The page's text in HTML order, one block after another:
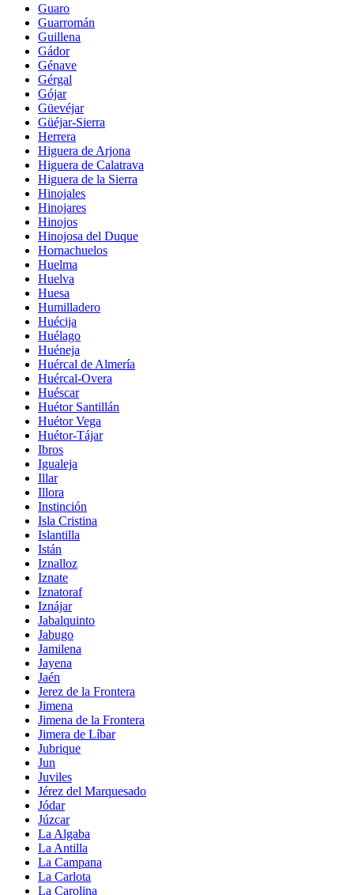
Guaro
Guarromán
Guillena
Gádor
Génave
Gérgal
Gójar
Güevéjar
Güéjar-Sierra
Herrera
Higuera de Arjona
Higuera de Calatrava
Higuera de la Sierra
Hinojales
Hinojares
Hinojos
Hinojosa del Duque
Hornachuelos
Huelma
Huelva
Huesa
Humilladero
Huécija
Huélago
Huéneja
Huércal de Almería
Huércal-Overa
Huéscar
Huétor Santillán
Huétor Vega
Huétor-Tájar
Ibros
Igualeja
Illar
Illora
Instinción
Isla Cristina
Islantilla
Istán
Iznalloz
Iznate
Iznatoraf
Iznájar
Jabalquinto
Jabugo
Jamilena
Jayena
Jaén
Jerez de la Frontera
Jimena
Jimena de la Frontera
Jimera de Líbar
Jubrique
Jun
Juviles
Jérez del Marquesado
Jódar
Júzcar
La Algaba
La Antilla
La Campana
La Carlota
La Carolina